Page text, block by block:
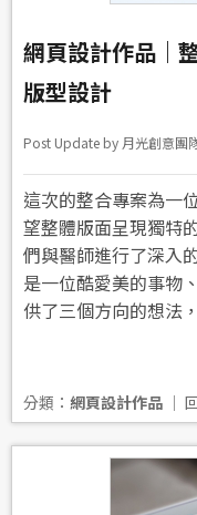
網頁設計作品｜
版型設計
Post Update by 月光創意團
這次的整合專案為一
望整體版面呈現獨特
們與醫師進行了深入
是一位酷愛美的事物
供了三個方向的想法
分類： 網頁設計作品 │